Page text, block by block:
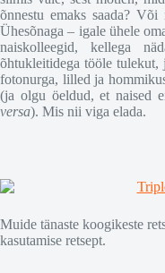
õnnestu emaks saada?
Ühesõnaga – igale ühele
naiskolleegid, kellega
õhtukleitidega tööle tulekut,
fotonurga, lilled ja
(ja olgu öeldud, et naised
versa). Mis nii viga elada.
Muide tänaste koogikeste
kasutamise retsept.